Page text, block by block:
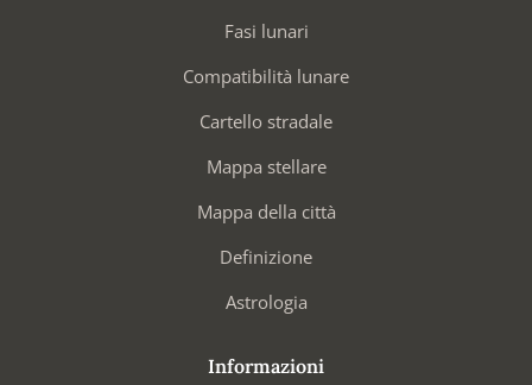
Fasi lunari
Compatibilità lunare
Cartello stradale
Mappa stellare
Mappa della città
Definizione
Astrologia
Informazioni